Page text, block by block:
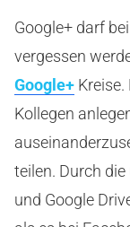
Google+ darf
vergessen
Google+
Kollegen
teilen. Durch
und Google